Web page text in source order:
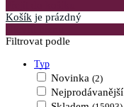
Košík je prázdný
Filtrovat podle
Typ
Novinka (2)
Nejprodávanější